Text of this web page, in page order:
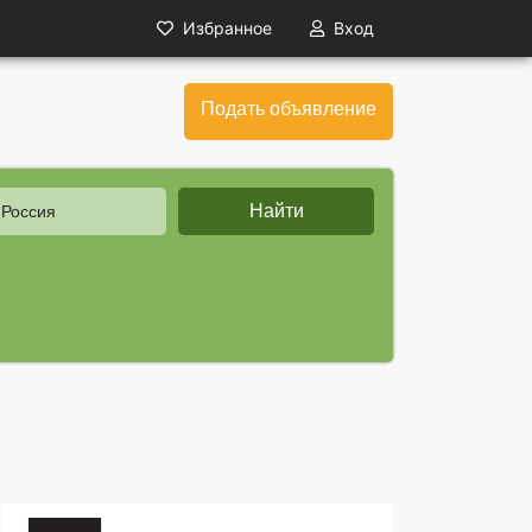
Избранное Вход
Подать объявление
Найти